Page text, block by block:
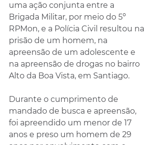
uma ação conjunta entre a
Brigada Militar, por meio do 5º
RPMon, e a Polícia Civil resultou na
prisão de um homem, na
apreensão de um adolescente e
na apreensão de drogas no bairro
Alto da Boa Vista, em Santiago.
Durante o cumprimento de
mandado de busca e apreensão,
foi apreendido um menor de 17
anos e preso um homem de 29